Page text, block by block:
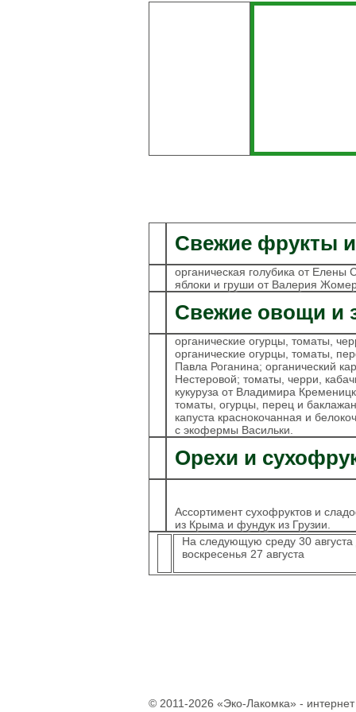
Крупы
Мука
Макаронные
изделия
Отруби
Растительные масла
Разное
Зефир
Конфеты
Печенье
Шоколад
Домашнее варенье
Сырое варенье
Пасты и сиропы
Иван-чай
Тизан (травы)
Чай зеленый
Хлеб
Выпечка
Орехи и семечки
Сладости из
Гидролаты
Свежие фрукты
органическая голубика от Елены
яблоки и груши от Валерия
Свежие овощи и
органические огурцы, томаты,
органические огурцы, томаты,
Павла Роганина; органический
Нестеровой; томаты, черри,
кукуруза от Владимира
томаты, огурцы, перец и
капуста краснокочанная и
с экофермы Васильки.
Орехи и
Ассортимент сухофруктов и
из Крыма и фундук из Грузии.
На следующую среду 30
воскресенья 27 августа
© 2011-2026 «Эко-Лакомка» -